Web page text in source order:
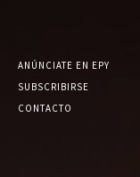
ANÚNCIATE EN EPY
SUBSCRIBIRSE
CONTACTO